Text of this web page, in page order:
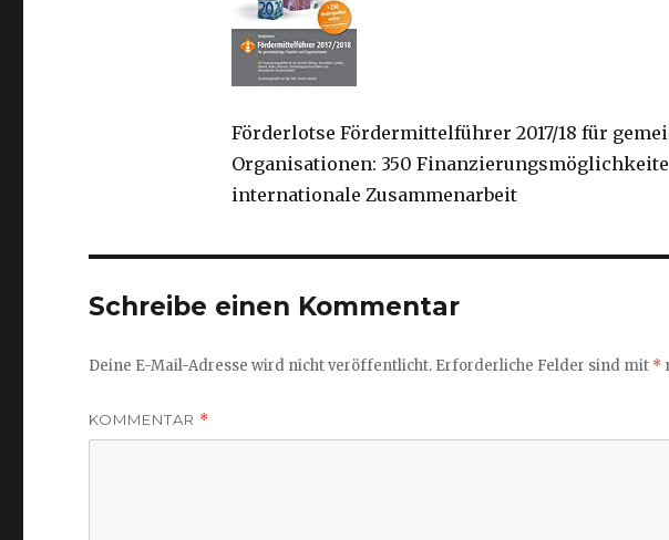
Förderlotse Fördermittelführer 2017/18 für
Organisationen: 350
internationale Zusammenarbeit
Schreibe einen Kommentar
Deine E-Mail-Adresse wird nicht veröffentlicht. Erforderliche Felder sind mit *
KOMMENTAR *